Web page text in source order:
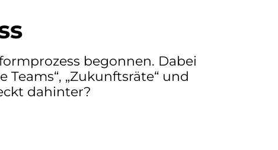
begonnen. Dabei
„Zukunftsräte“ und
dahinter?